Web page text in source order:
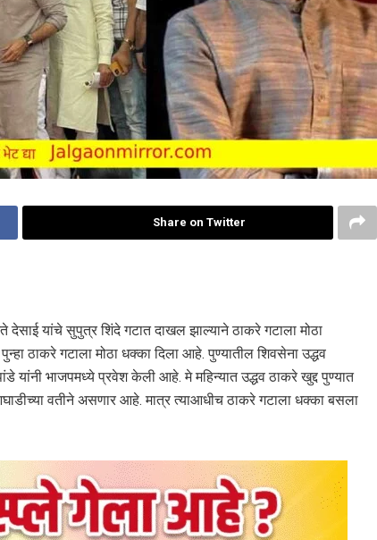
Share on Twitter
यांचे सुपुत्र शिंदे गटात दाखल झाल्याने ठाकरे गटाला मोठा
ठाकरे गटाला मोठा धक्का दिला आहे. पुण्यातील शिवसेना उद्धव
यांनी भाजपमध्ये प्रवेश केली आहे. मे महिन्यात उद्धव ठाकरे खुद्द पुण्यात
वतीने असणार आहे. मात्र त्याआधीच ठाकरे गटाला धक्का बसला